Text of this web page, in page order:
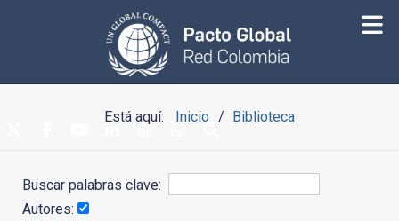
Está aquí: Inicio Biblioteca
Buscar palabras clave:
Autores: